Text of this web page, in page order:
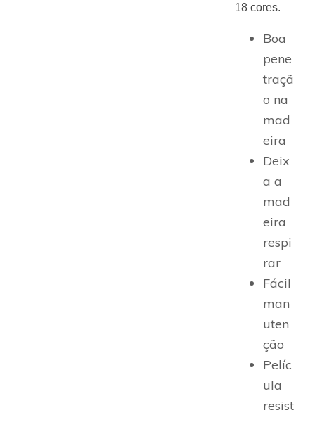
18 cores.
Boa
pene
traçã
o na
mad
eira
Deix
a a
mad
eira
respi
rar
Fácil
man
uten
ção
Pelíc
ula
resist